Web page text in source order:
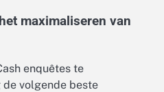
maximaliseren van
enquêtes te
de volgende beste